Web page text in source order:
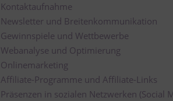
Kontaktaufnahme
Newsletter und Breitenkommunikation
Gewinnspiele und Wettbewerbe
Webanalyse und Optimierung
Onlinemarketing
Affiliate-Programme und Affiliate-Links
Präsenzen in sozialen Netzwerken (Social